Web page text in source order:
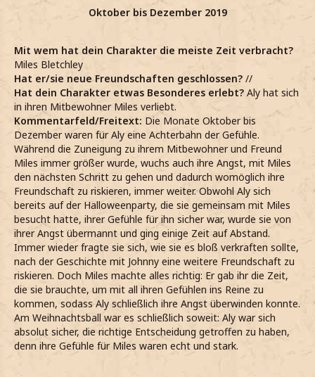
Oktober bis Dezember 2019
Mit wem hat dein Charakter die meiste Zeit verbracht?
Miles Bletchley
Hat er/sie neue Freundschaften geschlossen? //
Hat dein Charakter etwas Besonderes erlebt? Aly hat sich
in ihren Mitbewohner Miles verliebt.
Kommentarfeld/Freitext: Die Monate Oktober bis
Dezember waren für Aly eine Achterbahn der Gefühle.
Während die Zuneigung zu ihrem Mitbewohner und Freund
Miles immer größer wurde, wuchs auch ihre Angst, mit Miles
den nächsten Schritt zu gehen und dadurch womöglich ihre
Freundschaft zu riskieren, immer weiter. Obwohl Aly sich
bereits auf der Halloweenparty, die sie gemeinsam mit Miles
besucht hatte, ihrer Gefühle für ihn sicher war, wurde sie von
ihrer Angst übermannt und ging einige Zeit auf Abstand.
Immer wieder fragte sie sich, wie sie es bloß verkraften sollte,
nach der Geschichte mit Johnny eine weitere Freundschaft zu
riskieren. Doch Miles machte alles richtig: Er gab ihr die Zeit,
die sie brauchte, um mit all ihren Gefühlen ins Reine zu
kommen, sodass Aly schließlich ihre Angst überwinden konnte.
Am Weihnachtsball war es schließlich soweit: Aly war sich
absolut sicher, die richtige Entscheidung getroffen zu haben,
denn ihre Gefühle für Miles waren echt und stark.